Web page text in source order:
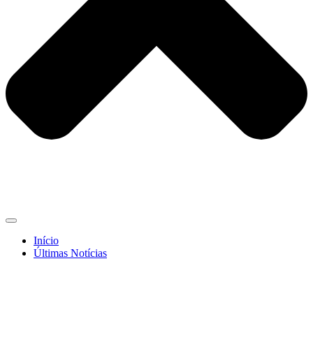
Início
Últimas Notícias